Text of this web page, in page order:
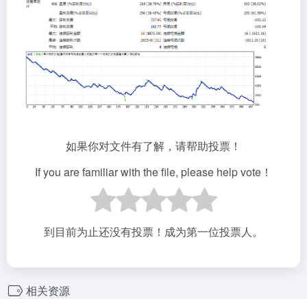
如果你对文件有了解，请帮助投票！
If you are familiar with the file, please help vote！
到目前为止还没有投票！成为第一位投票人。
相关资源